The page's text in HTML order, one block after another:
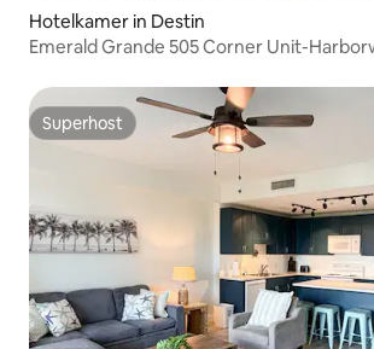
Hotelkamer in Destin
Emerald Grande 505 Corner Unit-
Superhost
Superhost